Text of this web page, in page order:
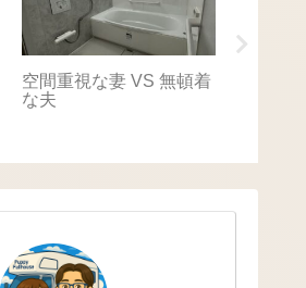
空間重視な妻 VS 無頓着
な夫